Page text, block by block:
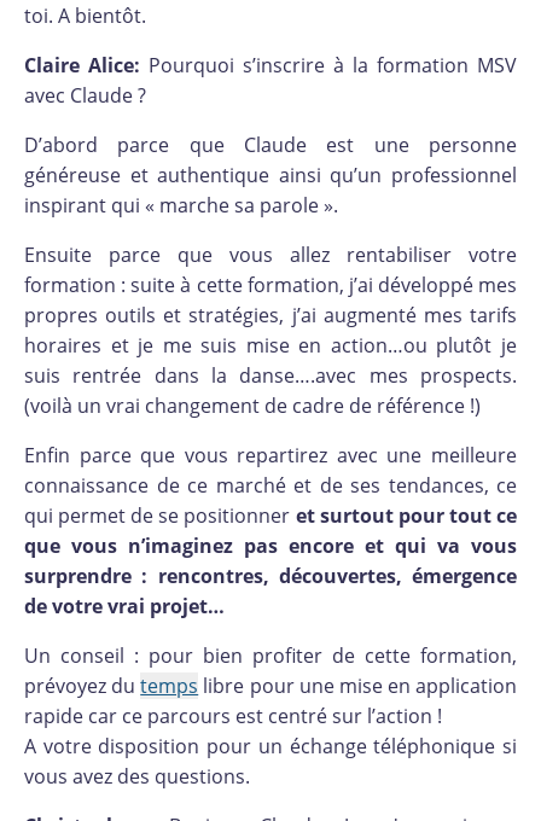
toi. A bientôt.
Claire Alice: Pourquoi s’inscrire à la formation MSV
avec Claude ?
D’abord parce que Claude est une personne
généreuse et authentique ainsi qu’un professionnel
inspirant qui « marche sa parole ».
Ensuite parce que vous allez rentabiliser votre
formation : suite à cette formation, j’ai développé mes
propres outils et stratégies, j’ai augmenté mes tarifs
horaires et je me suis mise en action…ou plutôt je
suis rentrée dans la danse….avec mes prospects.
(voilà un vrai changement de cadre de référence !)
Enfin parce que vous repartirez avec une meilleure
connaissance de ce marché et de ses tendances, ce
qui permet de se positionner et surtout pour tout ce
que vous n’imaginez pas encore et qui va vous
surprendre : rencontres, découvertes, émergence
de votre vrai projet…
Un conseil : pour bien profiter de cette formation,
prévoyez dutemps libre pour une mise en application
rapide car ce parcours est centré sur l’action !
A votre disposition pour un échange téléphonique si
vous avez des questions.